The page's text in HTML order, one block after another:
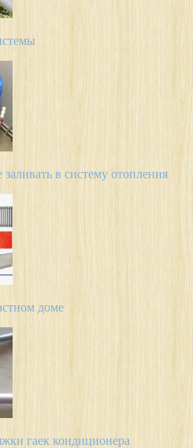
в систему отопления
доме
гаек кондиционера